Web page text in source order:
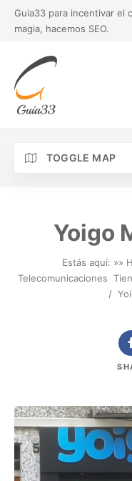
Guia33 para incentivar el
magia, hacemos SEO.
TOGGLE MAP
Yoigo
Estás aquí: »»
Telecomunicaciones
/